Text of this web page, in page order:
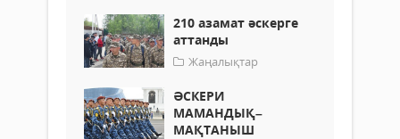
210 азамат әскерге
аттанды
Жаңалықтар
ӘСКЕРИ
МАМАНДЫҚ–
МАҚТАНЫШ